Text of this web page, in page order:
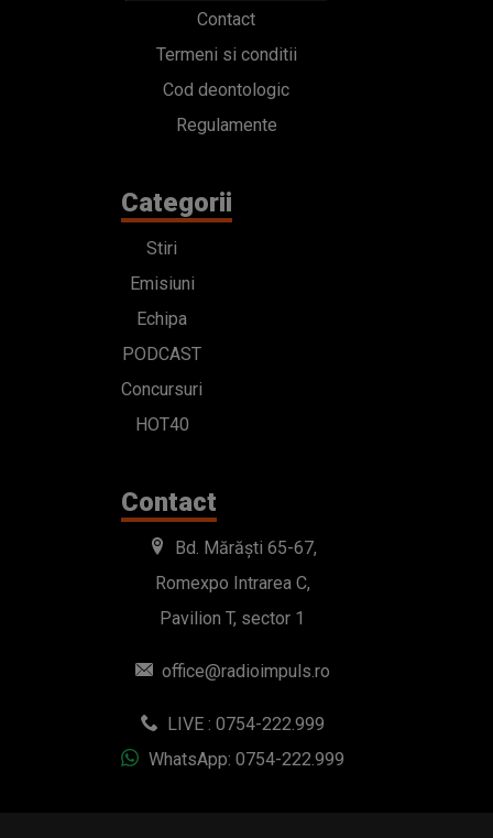
Contact
Termeni si conditii
Cod deontologic
Regulamente
Categorii
Stiri
Emisiuni
Echipa
PODCAST
Concursuri
HOT40
Contact
Bd. Mărăști 65-67,
Romexpo Intrarea C,
Pavilion T, sector 1
office@radioimpuls.ro
LIVE : 0754-222.999
WhatsApp: 0754-222.999